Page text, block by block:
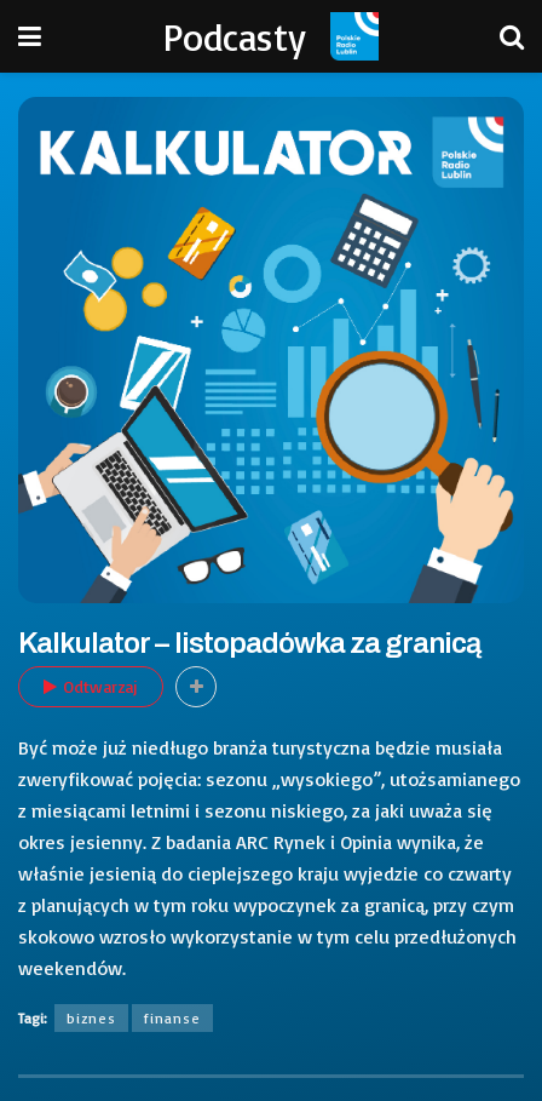
Podcasty
Kalkulator – listopadówka za granicą
Odtwarzaj
Być może już niedługo branża turystyczna będzie musiała
zweryfikować pojęcia: sezonu „wysokiego”, utożsamianego
z miesiącami letnimi i sezonu niskiego, za jaki uważa się
okres jesienny. Z badania ARC Rynek i Opinia wynika, że
właśnie jesienią do cieplejszego kraju wyjedzie co czwarty
z planujących w tym roku wypoczynek za granicą, przy czym
skokowo wzrosło wykorzystanie w tym celu przedłużonych
weekendów.
Tagi: biznes finanse